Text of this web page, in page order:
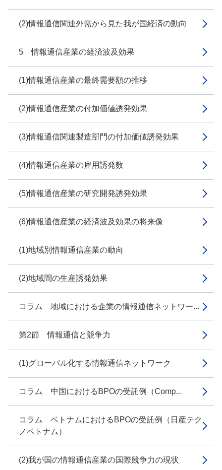
(2)情報通信関連外需から見た我が国経済の動向
5 情報通信産業の経済波及効果
(1)情報通信産業の最終需要額の推移
(2)情報通信産業の付加価値誘発効果
(3)情報通信関連製造部門の付加価値誘発効果
(4)情報通信産業の雇用誘発数
(5)情報通信産業の研究開発誘発効果
(6)情報通信産業の経済波及効果の将来像
(1)地域別情報通信産業の動向
(2)地域間の生産誘発効果
コラム 地域における企業の情報通信ネットワー...
第2節 情報通信と競争力
(1)グローバル化する情報通信ネットワーク
コラム 中国におけるBPOの受託例（Comp...
コラム ベトナムにおけるBPOの受託例（日産テク
ノベトナム）
(2)我が国の情報通信産業の国際競争力の現状